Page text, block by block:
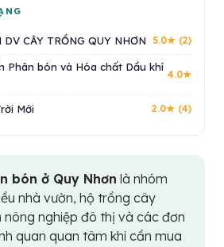
CÂY TRỒNG QUY NHƠN 5.0★ (2)
Phân bón và Hóa chất Dầu khí
4.0★
Mới 2.0★ (4)
bón ở Quy Nhơn là nhóm
nhà vườn, hộ trồng cây
nông nghiệp đô thị và các đơn
quan quan tâm khi cần mua